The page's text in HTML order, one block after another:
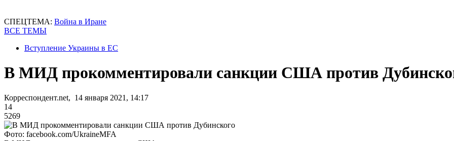
СПЕЦТЕМА: Война в Иране
ВСЕ ТЕМЫ
Вступление Украины в ЕС
В МИД прокомментировали санкции США против
Корреспондент.net, 14 января 2021, 14:17
14
5269
Фото: facebook.com/UkraineMFA